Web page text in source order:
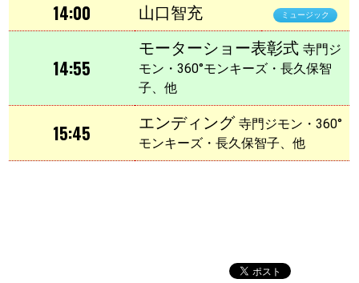
14:00 山口智充 ミュージック
14:55
モーターショー表彰式寺門ジ
モン・360°モンキーズ・長久保智
子、他
15:45 エンディング寺門ジモン・360°
モンキーズ・長久保智子、他